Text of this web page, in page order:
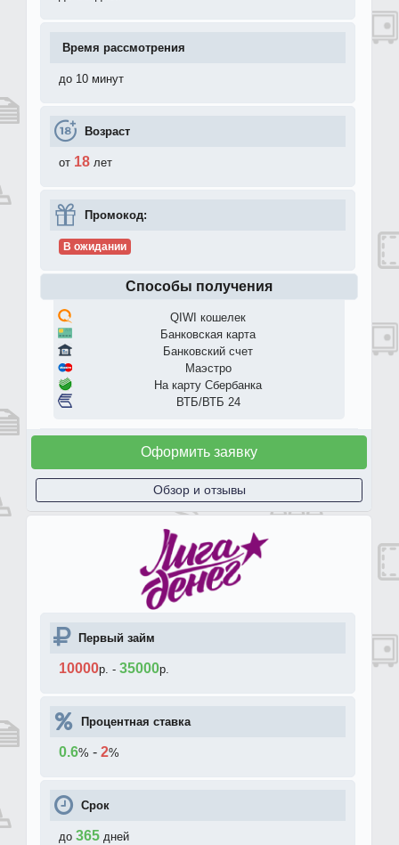
Время рассмотрения
до 10 минут
Возраст
от 18 лет
Промокод:
В ожидании
Способы получения
QIWI кошелек
Банковская карта
Банковский счет
Маэстро
На карту Сбербанка
ВТБ/ВТБ 24
Оформить заявку
Обзор и отзывы
Первый займ
10000р. - 35000р.
Процентная ставка
0.6% - 2%
Срок
до 365 дней